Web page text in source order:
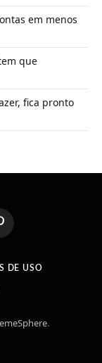
em menos
que
fica pronto
DE USO
.